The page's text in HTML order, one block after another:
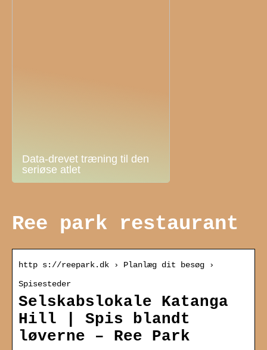
Data-drevet træning til den
seriøse atlet
Ree park restaurant
http s://reepark.dk › Planlæg dit besøg ›
Spisesteder
Selskabslokale Katanga
Hill | Spis blandt
løverne – Ree Park